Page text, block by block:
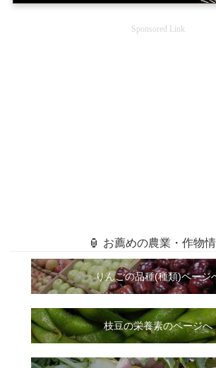
Sponsored Link
🏮 お薦めの農業・作物
りんごの品種(種類)ページ
枝豆の栄養素のページへ